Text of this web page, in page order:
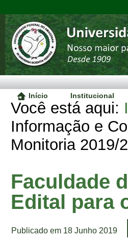
Início Institucional
Você está aqui:
Informação e
Monitoria 2019/2
Faculdade
Edital para
Publicado em 18 Junho 2019